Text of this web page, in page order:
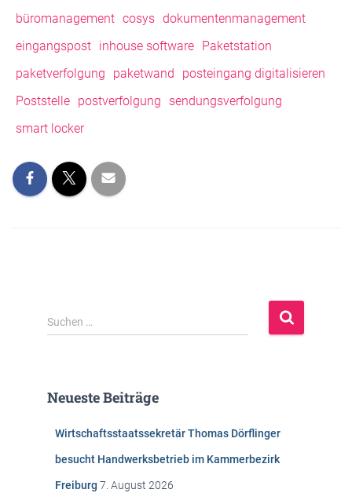
büromanagement cosys dokumentenmanagement
eingangspost inhouse software
Paketstation
paketverfolgung
paketwand
posteingang digitalisieren
Poststelle postverfolgung
sendungsverfolgung
smart locker
S
u
n
Suchen …
Neueste Beiträge
Wirtschaftsstaatssekretär Thomas Dörflinger
besucht Handwerksbetrieb im Kammerbezirk
Freiburg 7. August 2026